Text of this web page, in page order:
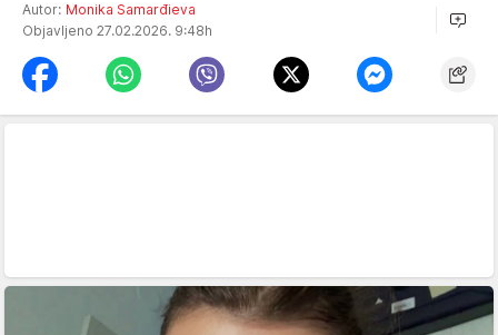
Autor: Monika Samarđieva
Objavljeno 27.02.2026. 9:48h